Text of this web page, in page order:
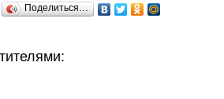
Поделиться…